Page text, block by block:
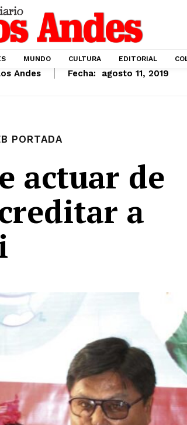
MUNDO CULTURA EDITORIAL
Andes Fecha: agosto 11, 2019
PORTADA
actuar de
a